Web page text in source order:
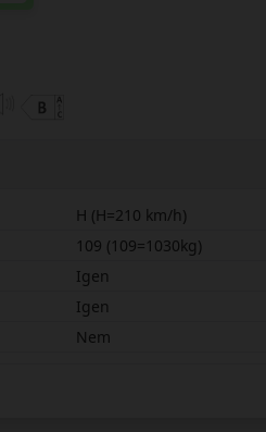
H (H=210 km/h)
109 (109=1030kg)
Igen
Igen
Nem